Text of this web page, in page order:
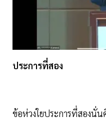
ประการที่สอง
ข้อห่วงใยประการที่สองนั่น